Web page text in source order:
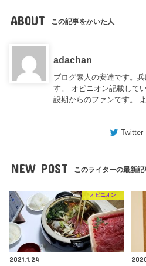
ABOUT この記事をかいた人
adachan
ブログ素人の安達です。
す。 オピニオン記載して
設期からのファンです。
Twitter
NEW POST このライターの最新記
オピニオン
2021.1.24